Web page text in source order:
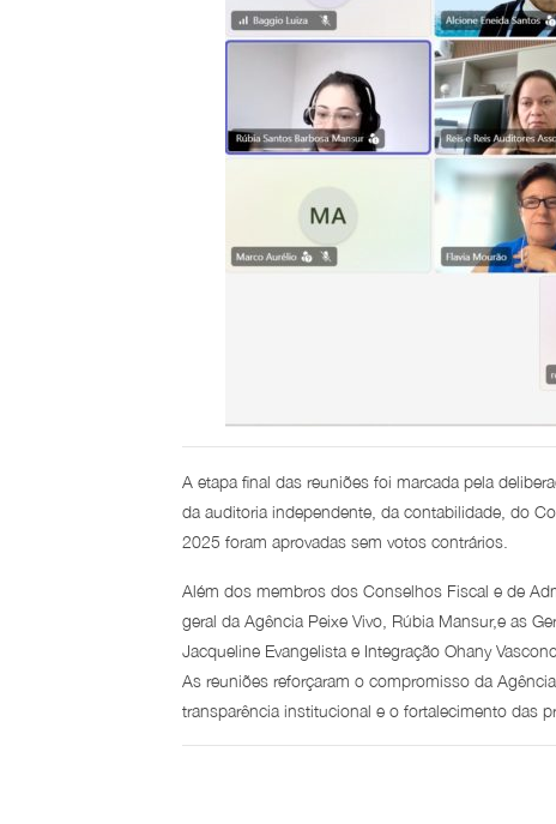
A etapa final das reuniões foi marcada pela
da auditoria independente, da contabilidade, do
2025 foram aprovadas sem votos contrários.
Além dos membros dos Conselhos Fiscal e de
geral da Agência Peixe Vivo, Rúbia Mansur,e as
Jacqueline Evangelista e Integração Ohany
As reuniões reforçaram o compromisso da
transparência institucional e o fortalecimento das